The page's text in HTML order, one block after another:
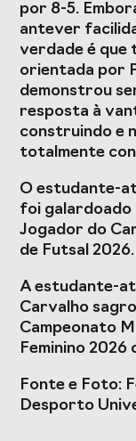
Cimeira de
Presidentes
Federações
Desportivas
Prémios
Desporto
Congresso
Desporto
por 8-5.
antever
verdade é que
orientada por
demonstrou
resposta à
construindo e
totalmente
O estudante-
foi galardoado
Jogador do
de Futsal 2026.
A estudante-
Carvalho
Campeonato
Feminino 2026
Fonte e Foto:
Desporto